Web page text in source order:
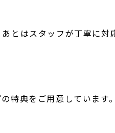
とはスタッフが丁寧に対
特典をご用意しています